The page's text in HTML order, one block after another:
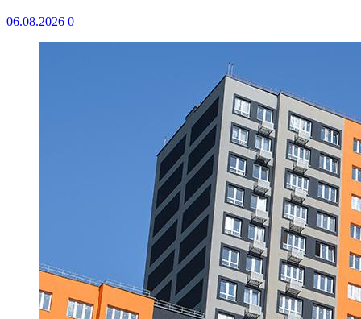
06.08.2026 0